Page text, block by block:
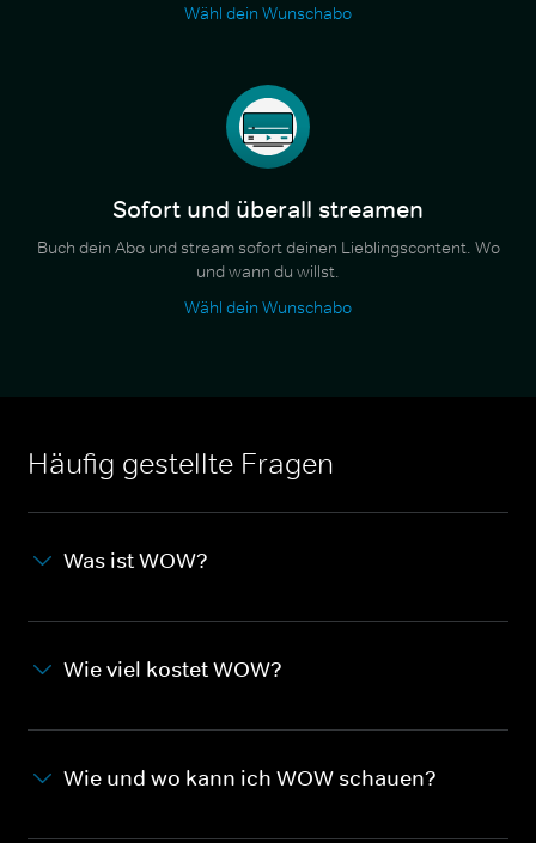
Wähl dein Wunschabo
Sofort und überall streamen
Buch dein Abo und stream sofort deinen Lieblingscontent. Wo
und wann du willst.
Wähl dein Wunschabo
Häufig gestellte Fragen
Was ist WOW?
Wie viel kostet WOW?
Wie und wo kann ich WOW schauen?